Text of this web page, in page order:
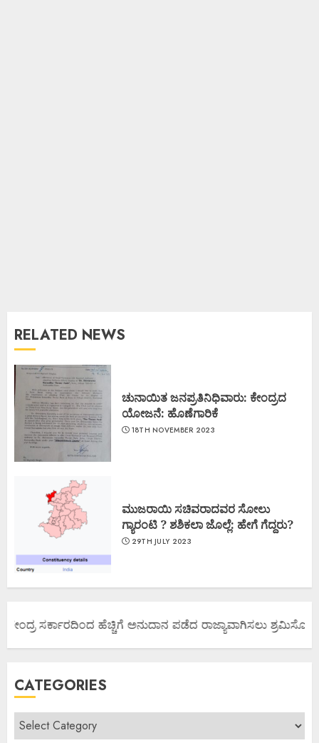
RELATED NEWS
ಚುನಾಯಿತ ಜನಪ್ರತಿನಿಧಿವಾರು: ಕೇಂದ್ರದ
ಯೋಜನೆ: ಹೊಣೆಗಾರಿಕೆ
18TH NOVEMBER 2023
ಮುಜರಾಯಿ ಸಚಿವರಾದವರ ಸೋಲು
ಗ್ಯಾರಂಟಿ ? ಶಶಿಕಲಾ ಜೊಲ್ಲೆ: ಹೇಗೆ ಗೆದ್ದರು?
29TH JULY 2023
ಸರ್ಕಾರದಿಂದ ಹೆಚ್ಚಿಗೆ ಅನುದಾನ ಪಡೆದ ರಾಜ್ಯಾವಾಗಿಸಲು ಶ್ರಮಿಸೋಣ
CATEGORIES